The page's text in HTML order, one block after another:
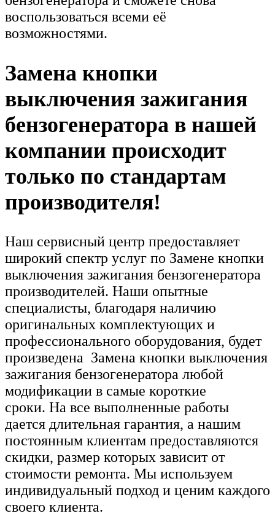
воспользоваться всеми её
возможностями.
Замена кнопки
выключения зажигания
бензогенератора в нашей
компании происходит
только по стандартам
производителя!
Наш сервисный центр предоставляет
широкий спектр услуг по Замене кнопки
выключения зажигания бензогенератора
производителей. Наши опытные
специалисты, благодаря наличию
оригинальных комплектующих и
профессионального оборудования, будет
произведена Замена кнопки выключения
зажигания бензогенератора любой
модификации в самые короткие
сроки. На все выполненные работы
дается длительная гарантия, а нашим
постоянным клиентам предоставляются
скидки, размер которых зависит от
стоимости ремонта. Мы используем
индивидуальный подход и ценим каждого
своего клиента.